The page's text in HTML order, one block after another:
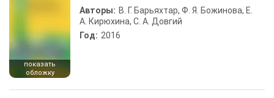
показать
обложку
Авторы: В. Г. Барьяхтар, Ф. Я. Божинова, Е.
А. Кирюхина, С. А. Довгий
Год: 2016